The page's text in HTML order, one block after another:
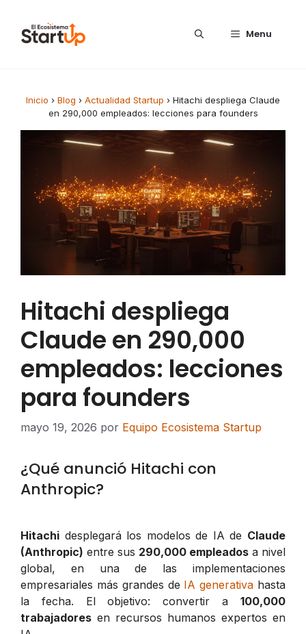
Menu
Inicio › Blog › Actualidad Startup › Hitachi despliega Claude
en 290,000 empleados: lecciones para founders
Hitachi despliega
Claude en 290,000
empleados: lecciones
para founders
mayo 19, 2026 por Equipo Ecosistema Startup
¿Qué anunció Hitachi con
Anthropic?
Hitachi desplegará los modelos de IA de Claude
(Anthropic) entre sus 290,000 empleados a nivel
global, en una de las implementaciones
empresariales más grandes de IA generativa hasta
la fecha. El objetivo: convertir a 100,000
trabajadores en recursos humanos expertos en